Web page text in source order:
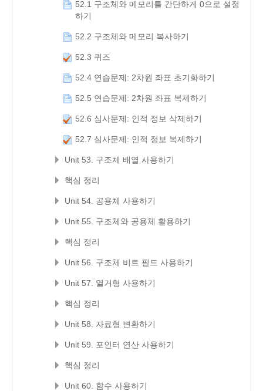
52.1 구조체와 메모리를 간단하게 0으로 설정
하기
52.2 구조체와 메모리 복사하기
52.3 퀴즈
52.4 연습문제: 2차원 좌표 초기화하기
52.5 연습문제: 2차원 좌표 복제하기
52.6 심사문제: 인적 정보 삭제하기
52.7 심사문제: 인적 정보 복제하기
Unit 53. 구조체 배열 사용하기
핵심 정리
Unit 54. 공용체 사용하기
Unit 55. 구조체와 공용체 활용하기
핵심 정리
Unit 56. 구조체 비트 필드 사용하기
Unit 57. 열거형 사용하기
핵심 정리
Unit 58. 자료형 변환하기
Unit 59. 포인터 연산 사용하기
핵심 정리
Unit 60. 함수 사용하기